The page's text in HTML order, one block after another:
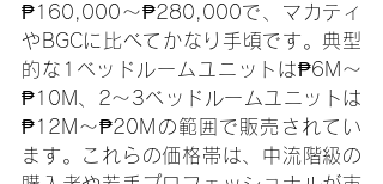
₱160,000～₱280,000で、マカティ
やBGCに比べてかなり手頃です。典型
的な1ベッドルームユニットは₱6M～
₱10M、2～3ベッドルームユニットは
₱12M～₱20Mの範囲で販売されてい
ます。これらの価格帯は、中流階級の